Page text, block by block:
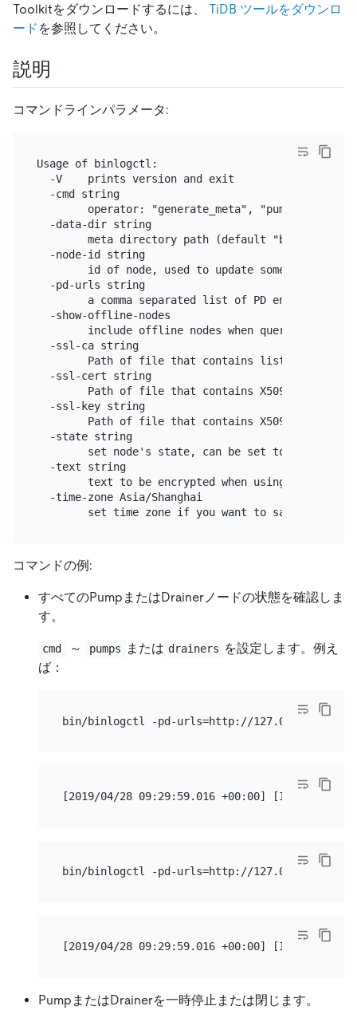
Toolkitをダウンロードするには、 TiDB ツールをダウンロ
ード を参照してください。
説明
コマンドラインパラメータ:
Usage of binlogctl:
  -V    prints version and exit
  -cmd string
operator: "generate_meta", "pumps",
  -data-dir string
meta directory path (default
  -node-id string
id of node, used to update some nodes
  -pd-urls string
a comma separated list of PD endpoints
  -show-offline-nodes
include offline nodes when querying
  -ssl-ca string
Path of file that contains list of
  -ssl-cert string
Path of file that contains X509
  -ssl-key string
Path of file that contains X509 key in
  -state string
set node's state, can be set to online,
  -text string
text to be encrypted when using encrypt
  -time-zone Asia/Shanghai
コマンドの例:
すべてのPumpまたはDrainerノードの状態を確認しま
す。
cmd ～ pumps または drainers を設定します。例え
ば：
PumpまたはDrainerを一時停止または閉じます。